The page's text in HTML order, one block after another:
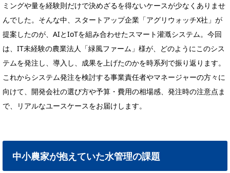
ミングや量を経験則だけで決めざるを得ないケースが少なくありませ
んでした。そんな中、スタートアップ企業「アグリウォッチX社」が
提案したのが、AIとIoTを組み合わせたスマート灌漑システム。今回
は、IT未経験の農業法人「緑風ファーム」様が、どのようにこのシス
テムを発注し、導入し、成果を上げたのかを時系列で振り返ります。
これからシステム発注を検討する事業責任者やマネージャーの方々に
向けて、開発会社の選び方や予算・費用の相場感、発注時の注意点ま
で、リアルなユースケースをお届けします。
中小農家が抱えていた水管理の課題